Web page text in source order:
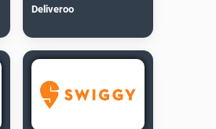
Deliveroo